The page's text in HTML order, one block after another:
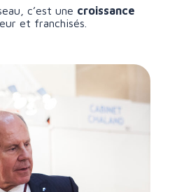
c’est une croissance
et franchisés.